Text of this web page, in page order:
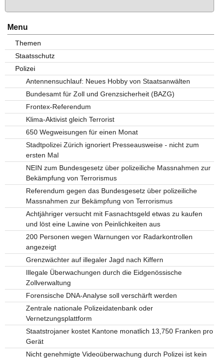
Menu
Themen
Staatsschutz
Polizei
Antennensuchlauf: Neues Hobby von Staatsanwälten
Bundesamt für Zoll und Grenzsicherheit (BAZG)
Frontex-Referendum
Klima-Aktivist gleich Terrorist
650 Wegweisungen für einen Monat
Stadtpolizei Zürich ignoriert Presseausweise - nicht zum
ersten Mal
NEIN zum Bundesgesetz über polizeiliche Massnahmen zur
Bekämpfung von Terrorismus
Referendum gegen das Bundesgesetz über polizeiliche
Massnahmen zur Bekämpfung von Terrorismus
Achtjähriger versucht mit Fasnachtsgeld etwas zu kaufen
und löst eine Lawine von Peinlichkeiten aus
200 Personen wegen Warnungen vor Radarkontrollen
angezeigt
Grenzwächter auf illegaler Jagd nach Kiffern
Illegale Überwachungen durch die Eidgenössische
Zollverwaltung
Forensische DNA-Analyse soll verschärft werden
Zentrale nationale Polizeidatenbank oder
Vernetzungsplattform
Staatstrojaner kostet Kantone monatlich 13,750 Franken pro
Gerät
Nicht genehmigte Videoüberwachung durch Polizei ist kein